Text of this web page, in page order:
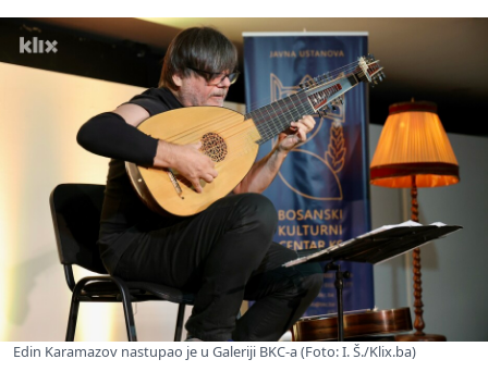
Edin Karamazov nastupao je u Galeriji BKC-a (Foto: I. Š./Klix.ba)